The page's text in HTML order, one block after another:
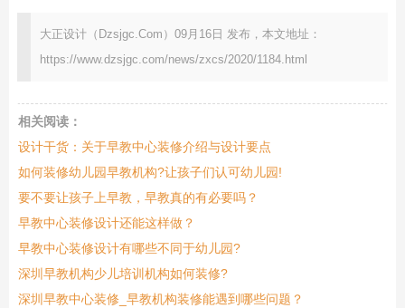
大正设计（Dzsjgc.Com）09月16日 发布，本文地址：
https://www.dzsjgc.com/news/zxcs/2020/1184.html
相关阅读：
设计干货：关于早教中心装修介绍与设计要点
如何装修幼儿园早教机构?让孩子们认可幼儿园!
要不要让孩子上早教，早教真的有必要吗？
早教中心装修设计还能这样做？
早教中心装修设计有哪些不同于幼儿园?
深圳早教机构少儿培训机构如何装修?
深圳早教中心装修_早教机构装修能遇到哪些问题？